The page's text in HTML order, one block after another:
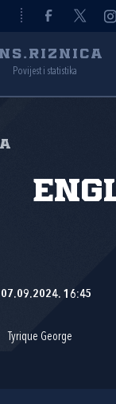
Povijest i statistika
07.09.2024. 16:45
Tyrique George